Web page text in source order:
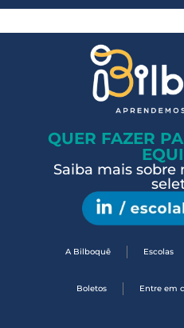
QUER FAZER
Saiba mais sobre
A Bilboquê Escolas
Boletos Entre em